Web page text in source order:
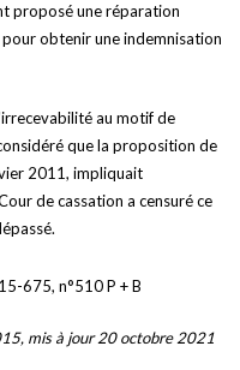
proposé une réparation
pour obtenir une indemnisation
au motif de
que la proposition de
2011, impliquait
de cassation a censuré ce
675, n°510 P + B
mis à jour 20 octobre 2021